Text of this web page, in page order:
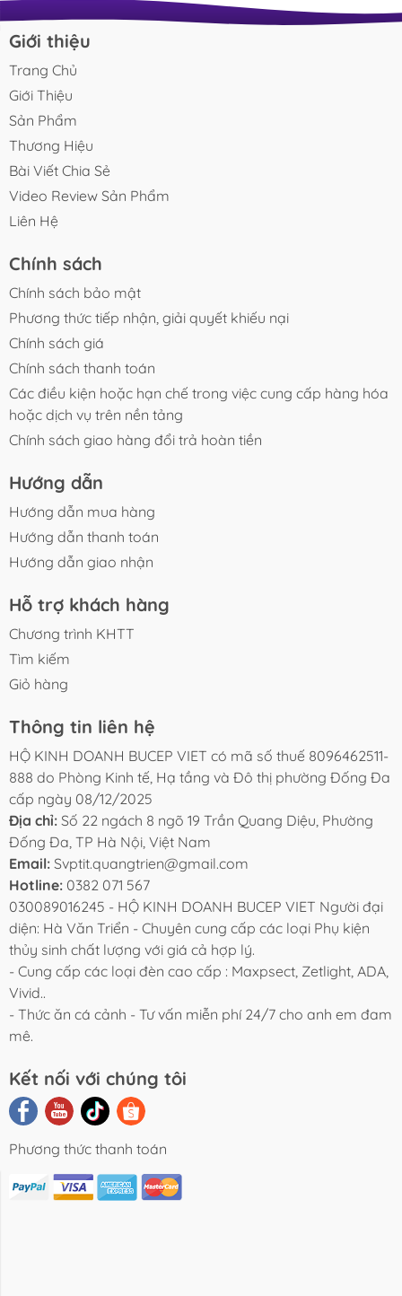
Viết Chia
Video Review
Giới thiệu
Trang Chủ
Giới Thiệu
Sản Phẩm
Thương Hiệu
Bài Viết Chia Sẻ
Video Review Sản Phẩm
Liên Hệ
Chính sách
Chính sách bảo mật
Phương thức tiếp nhận, giải quyết khiếu nại
Chính sách giá
Chính sách thanh toán
Các điều kiện hoặc hạn chế trong việc cung cấp hàng hóa
hoặc dịch vụ trên nền tảng
Chính sách giao hàng đổi trả hoàn tiền
Hướng dẫn
Hướng dẫn mua hàng
Hướng dẫn thanh toán
Hướng dẫn giao nhận
Hỗ trợ khách hàng
Chương trình KHTT
Tìm kiếm
Giỏ hàng
Thông tin liên hệ
HỘ KINH DOANH BUCEP VIET có mã số thuế 8096462511-
888 do Phòng Kinh tế, Hạ tầng và Đô thị phường Đống Đa
cấp ngày 08/12/2025
Địa chỉ: Số 22 ngách 8 ngõ 19 Trần Quang Diệu, Phường
Đống Đa, TP Hà Nội, Việt Nam
Email: Svptit.quangtrien@gmail.com
Hotline: 0382 071 567
030089016245 - HỘ KINH DOANH BUCEP VIET Người đại
diện: Hà Văn Triển - Chuyên cung cấp các loại Phụ kiện
thủy sinh chất lượng với giá cả hợp lý.
- Cung cấp các loại đèn cao cấp : Maxpsect, Zetlight, ADA,
Vivid..
- Thức ăn cá cảnh - Tư vấn miễn phí 24/7 cho anh em đam
mê.
Kết nối với chúng tôi
Phương thức thanh toán